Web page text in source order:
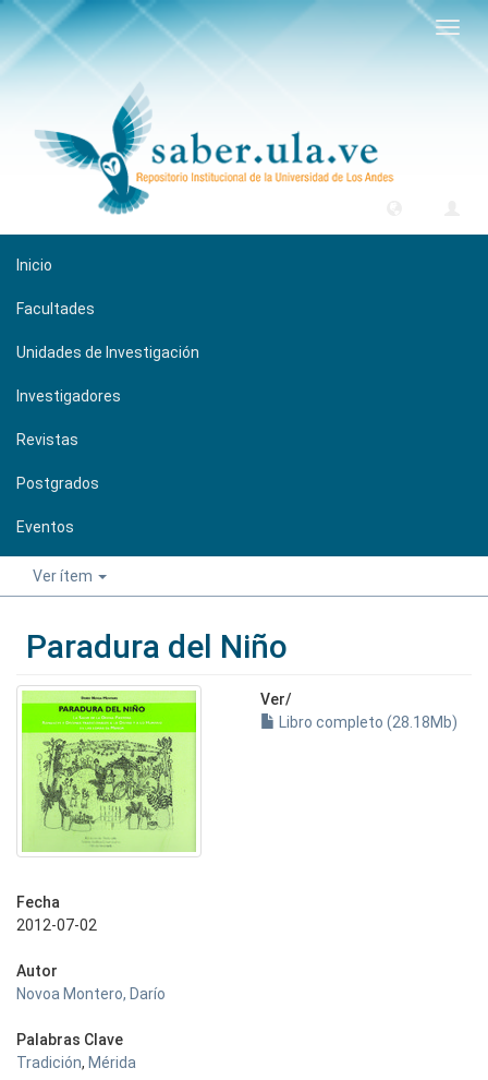
Inicio
Facultades
Unidades de Investigación
Investigadores
Revistas
Postgrados
Eventos
Ver ítem
Paradura del Niño
Ver/
Libro completo (28.18Mb)
Fecha
2012-07-02
Autor
Novoa Montero, Darío
Palabras Clave
Tradición, Mérida